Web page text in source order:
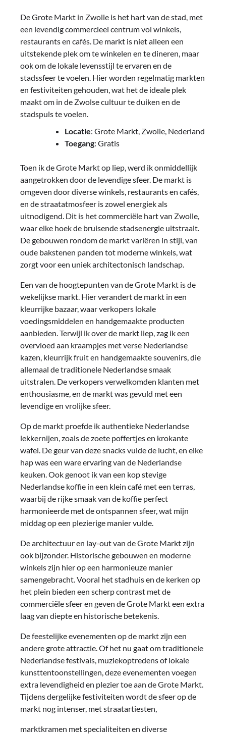
De Grote Markt in Zwolle is het hart van de stad, met
een levendig commercieel centrum vol winkels,
restaurants en cafés. De markt is niet alleen een
uitstekende plek om te winkelen en te dineren, maar
ook om de lokale levensstijl te ervaren en de
stadssfeer te voelen. Hier worden regelmatig markten
en festiviteiten gehouden, wat het de ideale plek
maakt om in de Zwolse cultuur te duiken en de
stadspuls te voelen.
Locatie: Grote Markt, Zwolle, Nederland
Toegang: Gratis
Toen ik de Grote Markt op liep, werd ik onmiddellijk
aangetrokken door de levendige sfeer. De markt is
omgeven door diverse winkels, restaurants en cafés,
en de straatatmosfeer is zowel energiek als
uitnodigend. Dit is het commerciële hart van Zwolle,
waar elke hoek de bruisende stadsenergie uitstraalt.
De gebouwen rondom de markt variëren in stijl, van
oude bakstenen panden tot moderne winkels, wat
zorgt voor een uniek architectonisch landschap.
Een van de hoogtepunten van de Grote Markt is de
wekelijkse markt. Hier verandert de markt in een
kleurrijke bazaar, waar verkopers lokale
voedingsmiddelen en handgemaakte producten
aanbieden. Terwijl ik over de markt liep, zag ik een
overvloed aan kraampjes met verse Nederlandse
kazen, kleurrijk fruit en handgemaakte souvenirs, die
allemaal de traditionele Nederlandse smaak
uitstralen. De verkopers verwelkomden klanten met
enthousiasme, en de markt was gevuld met een
levendige en vrolijke sfeer.
Op de markt proefde ik authentieke Nederlandse
lekkernijen, zoals de zoete poffertjes en krokante
wafel. De geur van deze snacks vulde de lucht, en elke
hap was een ware ervaring van de Nederlandse
keuken. Ook genoot ik van een kop stevige
Nederlandse koffie in een klein café met een terras,
waarbij de rijke smaak van de koffie perfect
harmonieerde met de ontspannen sfeer, wat mijn
middag op een plezierige manier vulde.
De architectuur en lay-out van de Grote Markt zijn
ook bijzonder. Historische gebouwen en moderne
winkels zijn hier op een harmonieuze manier
samengebracht. Vooral het stadhuis en de kerken op
het plein bieden een scherp contrast met de
commerciële sfeer en geven de Grote Markt een extra
laag van diepte en historische betekenis.
De feestelijke evenementen op de markt zijn een
andere grote attractie. Of het nu gaat om traditionele
Nederlandse festivals, muziekoptredens of lokale
kunsttentoonstellingen, deze evenementen voegen
extra levendigheid en plezier toe aan de Grote Markt.
Tijdens dergelijke festiviteiten wordt de sfeer op de
markt nog intenser, met straatartiesten,
marktkramen met specialiteiten en diverse